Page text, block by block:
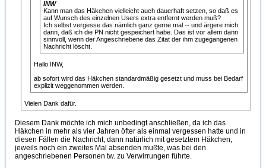
INW
Kann man das Häkchen vielleicht auch dauerhaft setzen, so daß es
auf Wunsch des einzelnen Users extra entfernt werden muß?
Ich selbst vergesse das nämlich ganz gerne mal -- und ärgere mich
dann, daß ich die PN nicht gespeichert habe. Das ist vor allem dann
sinnvoll, wenn der Angeschriebene das Zitat der ihm zugegangenen
Nachricht löscht.
Hallo INW,
ab sofort wird das Häkchen standardmäßig gesetzt und muss bei Bedarf
explizit weggenommen werden.
Vielen Dank dafür.
Diesem Dank möchte ich mich unbedingt anschließen, da ich das
Häkchen in mehr als vier Jahren öfter als einmal vergessen hatte und in
diesen Fällen die Nachricht, dann natürlich mit gesetztem Häkchen,
jeweils noch ein zweites Mal absenden mußte, was bei den
angeschriebenen Personen tw. zu Verwirrungen führte.